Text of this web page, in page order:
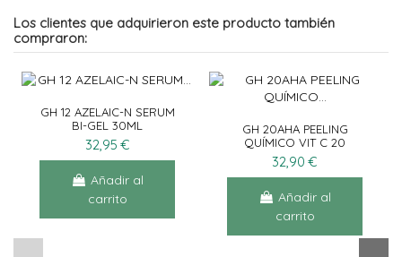
Los clientes que adquirieron este producto también
compraron:
GH 12 AZELAIC-N SERUM
BI-GEL 30ML
32,95 €
Añadir al
carrito
GH 20AHA PEELING
QUÍMICO VIT C 20
DISCOS
32,90 €
Añadir al
carrito